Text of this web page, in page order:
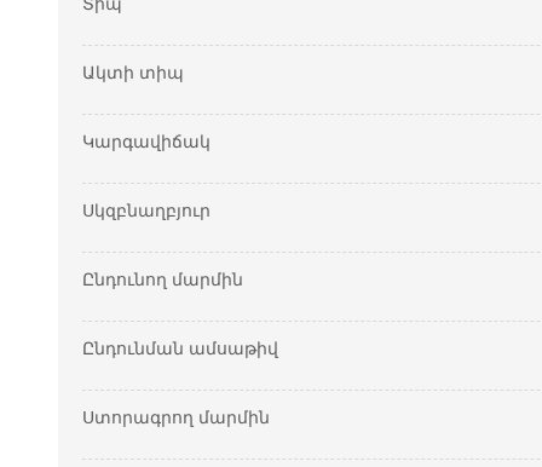
Տիպ
Ակտի տիպ
Կարգավիճակ
Սկզբնաղբյուր
Ընդունող մարմին
Ընդունման ամսաթիվ
Ստորագրող մարմին